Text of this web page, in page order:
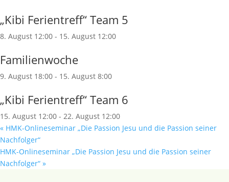
„Kibi Ferientreff“ Team 5
8. August 12:00 - 15. August 12:00
Familienwoche
9. August 18:00 - 15. August 8:00
„Kibi Ferientreff“ Team 6
15. August 12:00 - 22. August 12:00
« HMK-Onlineseminar „Die Passion Jesu und die Passion seiner
Nachfolger“
HMK-Onlineseminar „Die Passion Jesu und die Passion seiner
Nachfolger“ »